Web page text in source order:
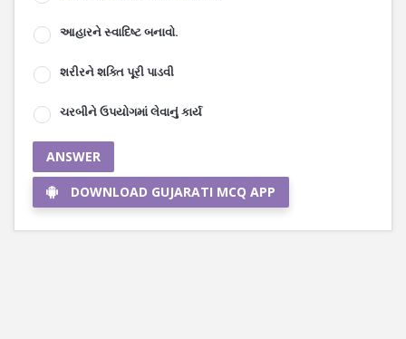
આહારને સ્વાદિષ્ટ બનાવો.
શરીરને શક્તિ પૂરી પાડવી
ચરબીને ઉપયોગમાં લેવાનું કાર્ય
ANSWER
DOWNLOAD GUJARATI MCQ APP